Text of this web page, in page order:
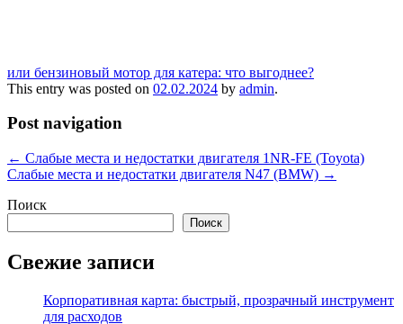
или бензиновый мотор для катера: что выгоднее?
This entry was posted on 02.02.2024 by admin.
Post navigation
← Слабые места и недостатки двигателя 1NR-FE (Toyota)
Слабые места и недостатки двигателя N47 (BMW) →
Поиск
Поиск
Свежие записи
Корпоративная карта: быстрый, прозрачный инструмент
для расходов